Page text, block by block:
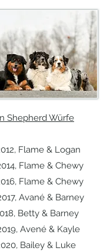
Shepherd Würfe
, Flame & Logan
, Flame & Chewy
, Flame & Chewy
, Avané & Barney
, Betty & Barney
, Avené & Kayle
, Bailey & Luke